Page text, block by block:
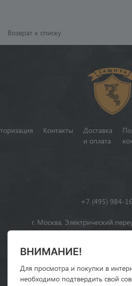
ВНИМАНИЕ!
Для просмотра и покупки в
необходимо подтвердить свой
Возврат к списку
Контакты
Доставка
и оплата
+7 (495) 984-
г. Москва, Электрический